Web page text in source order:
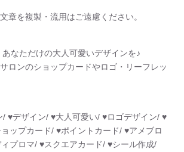
章を複製・流用はご遠慮ください。
なただけの大人可愛いデザインを♪
ロンのショップカードやロゴ・リーフレッ
♥︎デザイン/ ♥︎大人可愛い/ ♥︎ロゴデザイン/ ♥︎
ップカード/ ♥︎ポイントカード/ ♥︎アメブロ
プロマ/ ♥︎スクエアカード/ ♥︎シール作成/